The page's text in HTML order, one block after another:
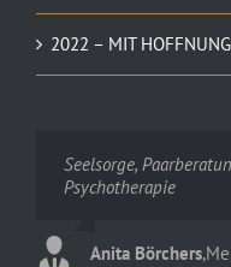
2022 – MIT
Seelsorge,
Psychotherapie
Anita Börchers,